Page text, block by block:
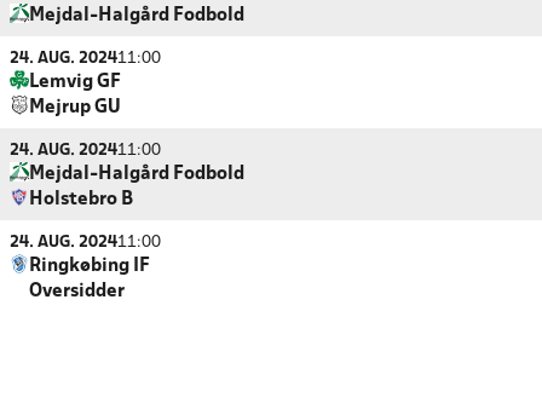
Mejdal-Halgård Fodbold
24. AUG. 202411:00
Lemvig GF
Mejrup GU
24. AUG. 202411:00
Mejdal-Halgård Fodbold
Holstebro B
24. AUG. 202411:00
Ringkøbing IF
Oversidder